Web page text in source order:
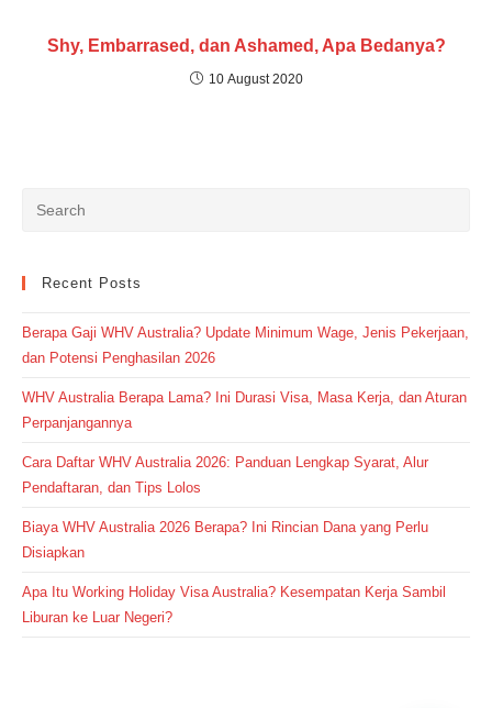
Shy, Embarrased, dan Ashamed, Apa Bedanya?
10 August 2020
Recent Posts
Berapa Gaji WHV Australia? Update Minimum Wage, Jenis Pekerjaan,
dan Potensi Penghasilan 2026
WHV Australia Berapa Lama? Ini Durasi Visa, Masa Kerja, dan Aturan
Perpanjangannya
Cara Daftar WHV Australia 2026: Panduan Lengkap Syarat, Alur
Pendaftaran, dan Tips Lolos
Biaya WHV Australia 2026 Berapa? Ini Rincian Dana yang Perlu
Disiapkan
Apa Itu Working Holiday Visa Australia? Kesempatan Kerja Sambil
Liburan ke Luar Negeri?